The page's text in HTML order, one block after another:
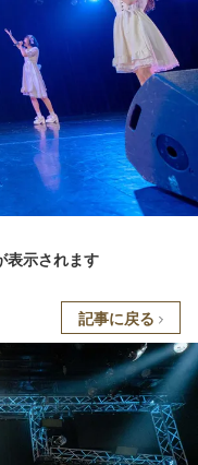
表示されます
記事に戻る